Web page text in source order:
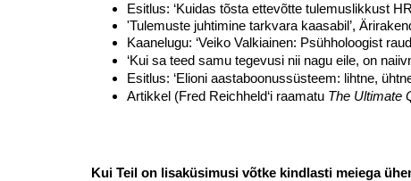
Esitlus: ‘Kuidas tõsta ettevõtte tulemuslikkust
'Tulemuste juhtimine tarkvara kaasabil’,
Kaanelugu: ‘Veiko Valkiainen: Psühholoogist
‘Kui sa teed samu tegevusi nii nagu eile, on
Esitlus: ‘Elioni aastaboonussüsteem: lihtne,
Artikkel (Fred Reichheld‘i raamatu The Ultimate
Kui Teil on lisaküsimusi võtke kindlasti meiega